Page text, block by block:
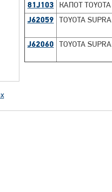
81J103
КАПОТ
J62059
TOYOTA
J62060 TOYOTA